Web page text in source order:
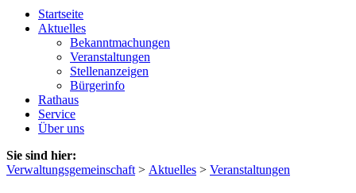
Startseite
Aktuelles
Bekanntmachungen
Veranstaltungen
Stellenanzeigen
Bürgerinfo
Rathaus
Service
Über uns
Sie sind hier:
Verwaltungsgemeinschaft > Aktuelles > Veranstaltungen